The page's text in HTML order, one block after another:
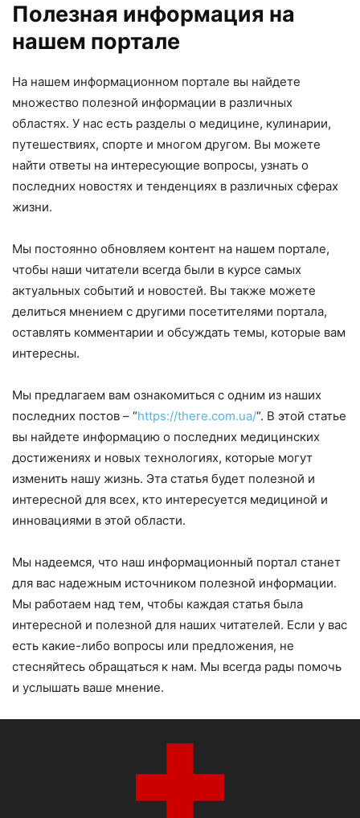
Полезная информация на
нашем портале
На нашем информационном портале вы найдете
множество полезной информации в различных
областях. У нас есть разделы о медицине, кулинарии,
путешествиях, спорте и многом другом. Вы можете
найти ответы на интересующие вопросы, узнать о
последних новостях и тенденциях в различных сферах
жизни.
Мы постоянно обновляем контент на нашем портале,
чтобы наши читатели всегда были в курсе самых
актуальных событий и новостей. Вы также можете
делиться мнением с другими посетителями портала,
оставлять комментарии и обсуждать темы, которые вам
интересны.
Мы предлагаем вам ознакомиться с одним из наших
последних постов – “https://there.com.ua/“. В этой статье
вы найдете информацию о последних медицинских
достижениях и новых технологиях, которые могут
изменить нашу жизнь. Эта статья будет полезной и
интересной для всех, кто интересуется медициной и
инновациями в этой области.
Мы надеемся, что наш информационный портал станет
для вас надежным источником полезной информации.
Мы работаем над тем, чтобы каждая статья была
интересной и полезной для наших читателей. Если у вас
есть какие-либо вопросы или предложения, не
стесняйтесь обращаться к нам. Мы всегда рады помочь
и услышать ваше мнение.